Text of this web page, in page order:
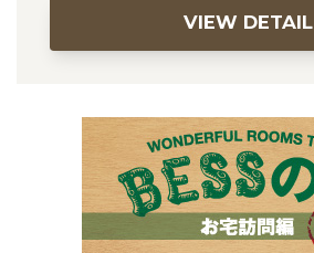
VIEW DETAIL